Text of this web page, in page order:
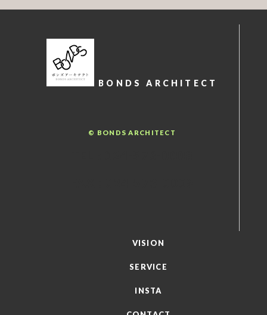
BONDS ARCHITECT
© BONDS ARCHITECT
VISION
SERVICE
INSTA